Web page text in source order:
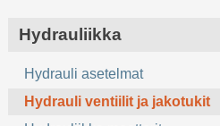
Hydrauliikka
Hydrauli asetelmat
Hydrauli ventiilit ja jakotukit